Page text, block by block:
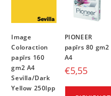
Image
Coloraction
papīrs 160
gm2 A4
Sevilla/Dark
Yellow 250lpp
PIONEER
papīrs 80 gm2
A4
€5,55